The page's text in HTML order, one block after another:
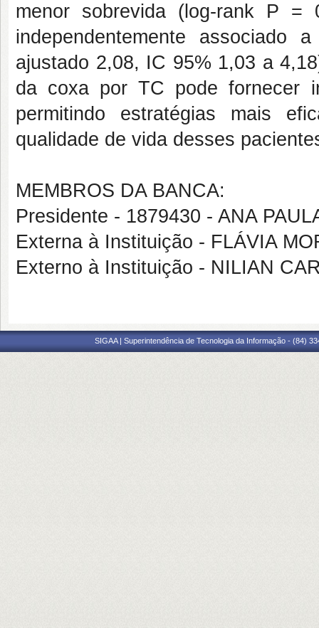
menor sobrevida (log-rank P =
independentemente associado
ajustado 2,08, IC 95% 1,03 a
da coxa por TC pode fornecer
permitindo estratégias mais
qualidade de vida desses
MEMBROS DA BANCA:
Presidente - 1879430 - ANA
Externa à Instituição - FLÁVIA
Externo à Instituição - NILIAN
SIGAA | Superintendência de Tecnologia da Informação - (84)